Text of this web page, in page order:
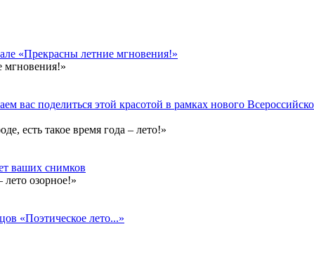
«Прекрасны летние мгновения!»
мгновения!»
поделиться этой красотой в рамках нового
есть такое время года – лето!»
ваших снимков
озорное!»
«Поэтическое лето...»